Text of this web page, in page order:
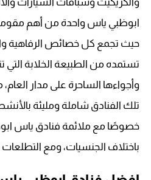
ابوظبي ياس واحدة من أهم
حيث تجمع كل خصائص الرفاهية
تستمده من الطبيعة الخلابة التي
وأجواءها الساحرة على مدار
تلك الفنادق شاملة ومليئة
خصوصًا مع ملائمة فنادق ياس
باختلاف الجنسيات، ومع التطلعات